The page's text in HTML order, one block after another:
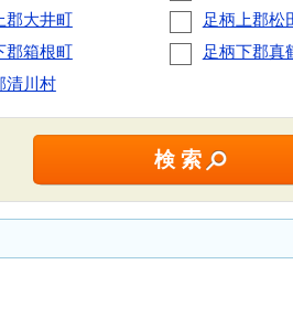
郡大井町 足柄上郡松
郡箱根町 足柄下郡真
清川村